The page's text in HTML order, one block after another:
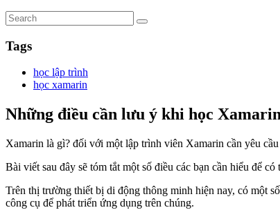
Tags
học lập trình
học xamarin
Những điều cần lưu ý khi học
Xamarin là gì? đối với một lập trình viên Xamarin cần yêu
Bài viết sau đây sẽ tóm tắt một số điều các bạn cần hiểu để có
Trên thị trường thiết bị di động thông minh hiện nay, có một
công cụ để phát triển ứng dụng trên chúng.